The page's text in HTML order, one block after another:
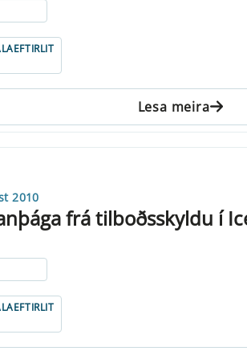
Lesa meira
2010
frá tilboðsskyldu í